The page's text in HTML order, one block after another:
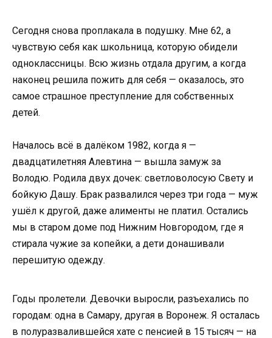
Сегодня снова проплакала в подушку. Мне 62, а
чувствую себя как школьница, которую обидели
одноклассницы. Всю жизнь отдала другим, а когда
наконец решила пожить для себя — оказалось, это
самое страшное преступление для собственных
детей.
Началось всё в далёком 1982, когда я —
двадцатилетняя Алевтина — вышла замуж за
Володю. Родила двух дочек: светловолосую Свету и
бойкую Дашу. Брак развалился через три года — муж
ушёл к другой, даже алименты не платил. Остались
мы в старом доме под Нижним Новгородом, где я
стирала чужие за копейки, а дети донашивали
перешитую одежду.
Годы пролетели. Девочки выросли, разъехались по
городам: одна в Самару, другая в Воронеж. Я осталась
в полуразвалившейся хате с пенсией в 15 тысяч — на